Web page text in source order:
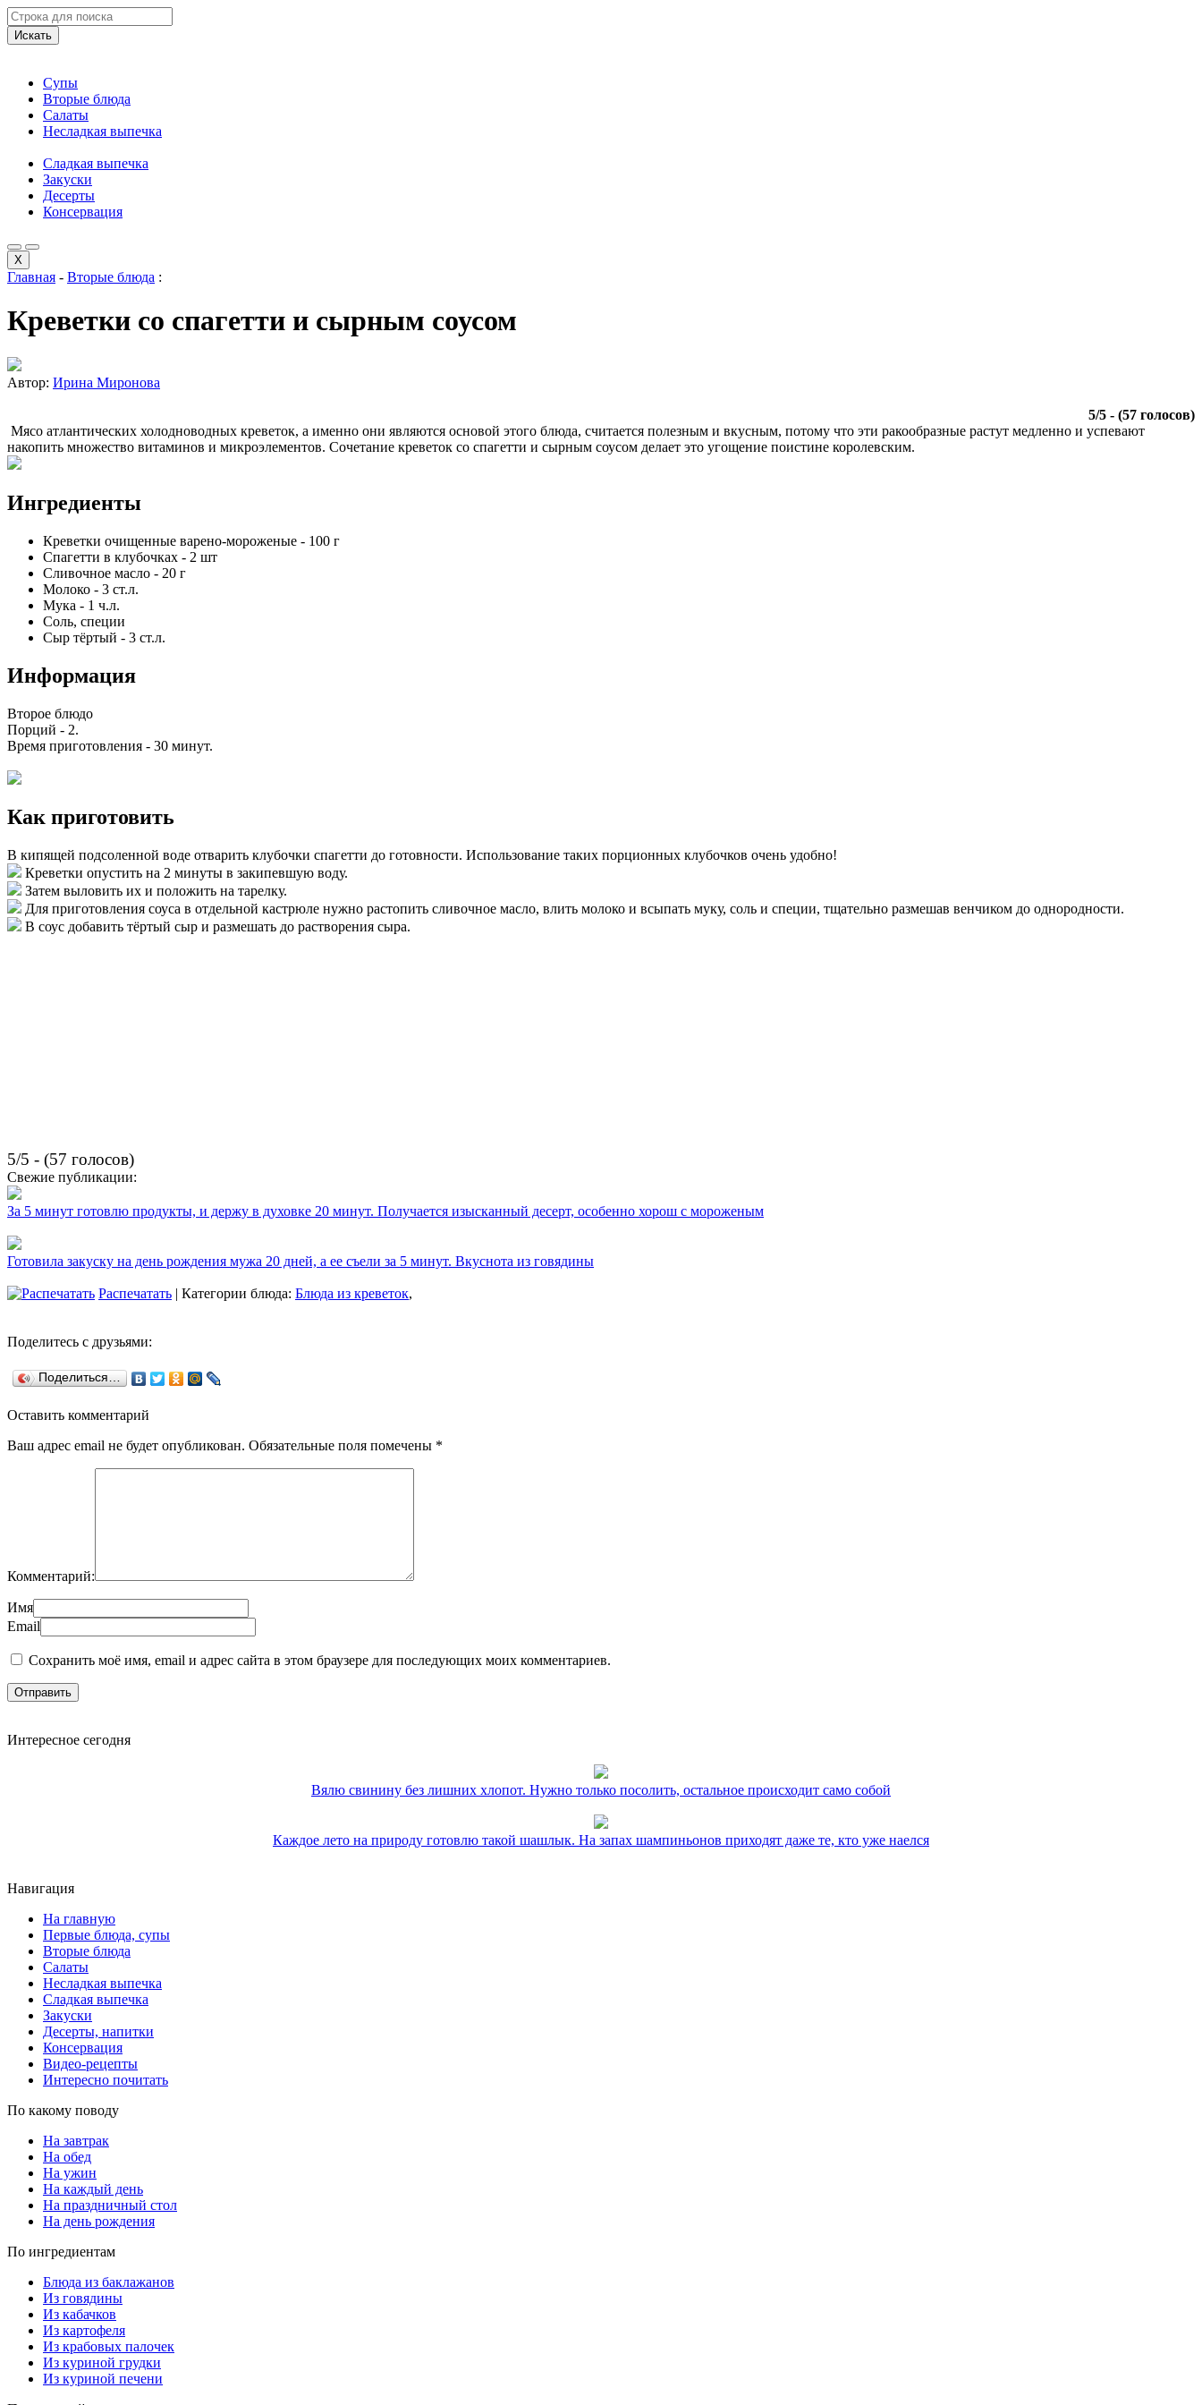
Искать
Супы
Вторые блюда
Салаты
Несладкая выпечка
Сладкая выпечка
Закуски
Десерты
Консервация
X
Главная - Вторые блюда :
Креветки со спагетти и сырным соусом
Автор: Ирина Миронова
5/5 - (57 голосов)
Мясо атлантических холодноводных креветок, а именно они являются основой этого блюда, считается полезным и вкусным, потому что эти ракообразные растут медленно и успевают
накопить множество витаминов и микроэлементов. Сочетание креветок со спагетти и сырным соусом делает это угощение поистине королевским.
Ингредиенты
Креветки очищенные варено-мороженые - 100 г
Спагетти в клубочках - 2 шт
Сливочное масло - 20 г
Молоко - 3 ст.л.
Мука - 1 ч.л.
Соль, специи
Сыр тёртый - 3 ст.л.
Информация
Второе блюдо
Порций - 2.
Время приготовления - 30 минут.
Как приготовить
В кипящей подсоленной воде отварить клубочки спагетти до готовности. Использование таких порционных клубочков очень удобно!
Креветки опустить на 2 минуты в закипевшую воду.
Затем выловить их и положить на тарелку.
Для приготовления соуса в отдельной кастрюле нужно растопить сливочное масло, влить молоко и всыпать муку, соль и специи, тщательно размешав венчиком до однородности.
В соус добавить тёртый сыр и размешать до растворения сыра.
5/5 - (57 голосов)
Свежие публикации:
За 5 минут готовлю продукты, и держу в духовке 20 минут. Получается изысканный десерт, особенно хорош с мороженым
Готовила закуску на день рождения мужа 20 дней, а ее съели за 5 минут. Вкуснота из говядины
Распечатать | Категории блюда: Блюда из креветок,
Поделитесь с друзьями:
Поделиться…
Оставить комментарий
Ваш адрес email не будет опубликован. Обязательные поля помечены *
Комментарий:
Имя
Email
Сохранить моё имя, email и адрес сайта в этом браузере для последующих моих комментариев.
Интересное сегодня
Вялю свинину без лишних хлопот. Нужно только посолить, остальное происходит само собой
Каждое лето на природу готовлю такой шашлык. На запах шампиньонов приходят даже те, кто уже наелся
Навигация
На главную
Первые блюда, супы
Вторые блюда
Салаты
Несладкая выпечка
Сладкая выпечка
Закуски
Десерты, напитки
Консервация
Видео-рецепты
Интересно почитать
По какому поводу
На завтрак
На обед
На ужин
На каждый день
На праздничный стол
На день рождения
По ингредиентам
Блюда из баклажанов
Из говядины
Из кабачков
Из картофеля
Из крабовых палочек
Из куриной грудки
Из куриной печени